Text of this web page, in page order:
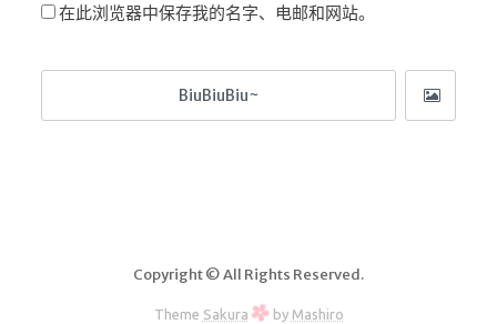
在此浏览器中保存我的名字、电邮和网站。
Copyright © All Rights Reserved.
Theme Sakura by Mashiro